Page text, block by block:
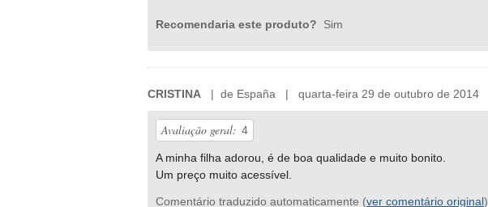
Recomendaria este produto? Sim
CRISTINA | de España | quarta-feira 29 de outubro de 2014
Avaliação geral: 4
A minha filha adorou, é de boa qualidade e muito bonito.
Um preço muito acessível.
Comentário traduzido automaticamente (ver comentário original)